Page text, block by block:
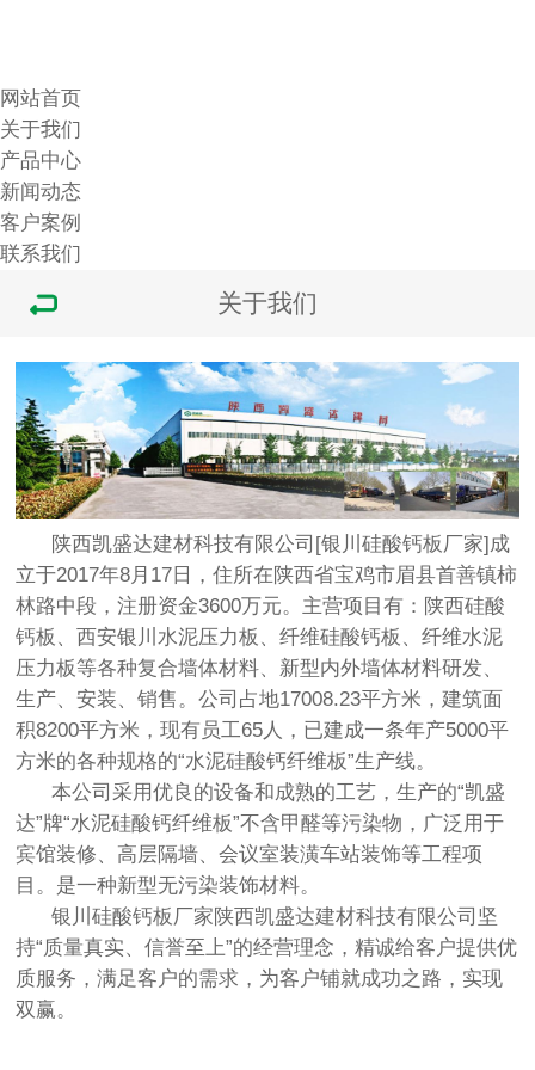
网站首页
关于我们
产品中心
新闻动态
客户案例
联系我们
关于我们
陕西凯盛达建材科技有限公司[银川硅酸钙板 厂家]成
立于2017年8月17日，住所在陕西省宝鸡市眉县首善镇柿
林路中段，注册资金3600万元。主营项目有：陕西硅酸
钙板、西安银川水泥压力板
、纤维硅酸钙板、纤维水泥
压力板等各种复合墙体材料、新型内外墙体材料研发、
生产、安装、销售。公司占地17008.23平方米，建筑面
积8200平方米，现有员工65人，已建成一条年产5000平
方米的各种规格的“水泥硅酸钙纤维板”生产线。
本公司采用优良的设备和成熟的工艺，生产的“凯盛
达”牌“水泥硅酸钙纤维板”不含甲醛等污染物，广泛用于
宾馆装修、高层隔墙、会议室装潢车站装饰等工程项
目。是一种新型无污染装饰材料。
银川硅酸钙板厂家陕西凯盛达建材科技有限公司坚
持“质量真实、信誉至上”的经营理念，精诚给客户提供优
质服务，满足客户的需求，为客户铺就成功之路，实现
双赢。